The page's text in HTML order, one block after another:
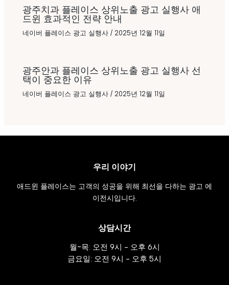
광주치과 플레이스 상위노출 광고 실행사 애
드윈 효과적인 전략 안내
네이버 플레이스 광고 실행사 / 2025년 12월 11일
광주안과 플레이스 상위노출 광고 실행사 선
택이 중요한 이유
네이버 플레이스 광고 실행사 / 2025년 12월 11일
우리 이야기
애드윈 플레이스는 고객의 성공을 위해 최선을 다하는 광고 에
이전시입니다.
상담시간
월~목: 오전 9시 - 오후 6시
금요일: 오전 9시 - 오후 5시